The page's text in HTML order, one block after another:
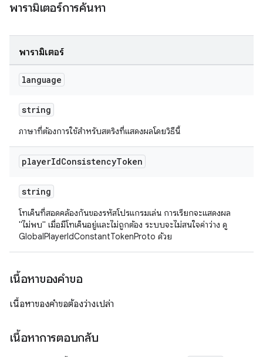
พารามิเตอร์การค้นหา
พารามิเตอร์
language
string
ภาษาที่ต้องการใช้สำหรับสตริงที่แสดงผลโดยวิธีนี้
playerIdConsistencyToken
string
โทเค็นที่สอดคล้องกันของรหัสโปรแกรมเล่น การเรียกจะแสดงผล
"ไม่พบ" เมื่อมีโทเค็นอยู่และไม่ถูกต้อง ระบบจะไม่สนใจค่าว่าง ดู
GlobalPlayerIdConstantTokenProto ด้วย
เนื้อหาของคำขอ
เนื้อหาของคำขอต้องว่างเปล่า
เนื้อหาการตอบกลับ